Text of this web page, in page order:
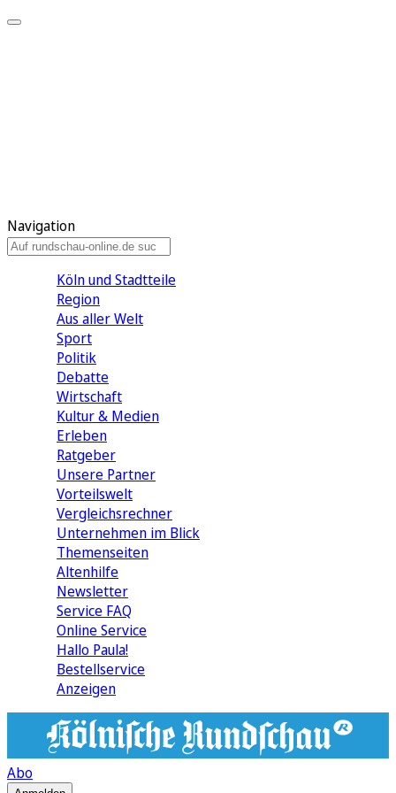
Navigation
Köln und Stadtteile
Region
Aus aller Welt
Sport
Politik
Debatte
Wirtschaft
Kultur & Medien
Erleben
Ratgeber
Unsere Partner
Vorteilswelt
Vergleichsrechner
Unternehmen im Blick
Themenseiten
Altenhilfe
Newsletter
Service FAQ
Online Service
Hallo Paula!
Bestellservice
Anzeigen
Abo